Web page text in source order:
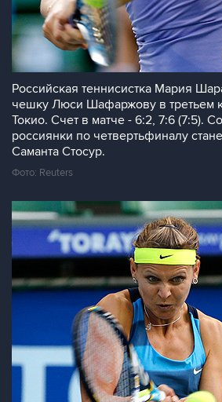
Российская теннисистка Мария
чешку Люси Шафаржову в третьем
Токио. Счет в матче - 6:2, 7:6 (7:5).
россиянки по четвертьфиналу
Саманта Стосур.
Фото: Reuters